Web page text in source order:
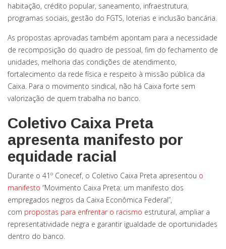
habitação, crédito popular, saneamento, infraestrutura,
programas sociais, gestão do FGTS, loterias e inclusão bancária.
As propostas aprovadas também apontam para a necessidade
de recomposição do quadro de pessoal, fim do fechamento de
unidades, melhoria das condições de atendimento,
fortalecimento da rede física e respeito à missão pública da
Caixa. Para o movimento sindical, não há Caixa forte sem
valorização de quem trabalha no banco.
Coletivo Caixa Preta
apresenta manifesto por
equidade racial
Durante o 41º Conecef, o Coletivo Caixa Preta apresentou o
manifesto “Movimento Caixa Preta: um manifesto dos
empregados negros da Caixa Econômica Federal”,
com propostas para enfrentar o racismo estrutural, ampliar a
representatividade negra e garantir igualdade de oportunidades
dentro do banco.